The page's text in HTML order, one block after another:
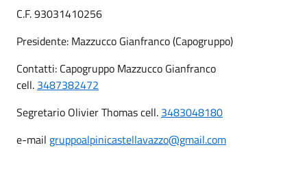
C.F. 93031410256
Presidente: Mazzucco Gianfranco (Capogruppo)
Contatti: Capogruppo Mazzucco Gianfranco
cell. 3487382472
Segretario Olivier Thomas cell. 3483048180
e-mail gruppoalpinicastellavazzo@gmail.com